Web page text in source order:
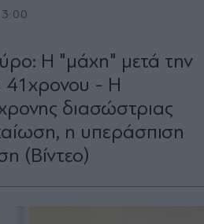
Η "μάχη" μετά την
41χρονου - Η
διασώστριας
η υπεράσπιση
(Βίντεο)